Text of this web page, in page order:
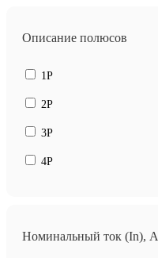
Описание полюсов
1P
2P
3P
4P
Номинальный ток (In), A